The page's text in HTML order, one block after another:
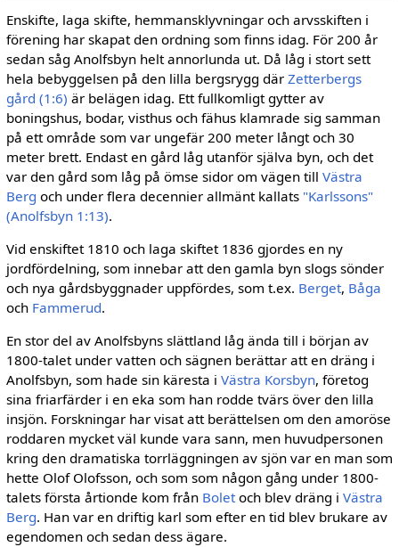
Enskifte, laga skifte, hemmansklyvningar och arvsskiften i
förening har skapat den ordning som finns idag. För 200 år
sedan såg Anolfsbyn helt annorlunda ut. Då låg i stort sett
hela be­byggelsen på den lilla bergsrygg där Zetter­bergs
gård (1:6) är belägen idag. Ett fullkomligt gytter av
boningshus, bodar, visthus och fähus klamrade sig samman
på ett område som var ungefär 200 meter långt och 30
meter brett. Endast en gård låg utanför själva byn, och det
var den gård som låg på ömse sidor om vägen till Västra
Berg och under flera decennier all­mänt kallats "Karlssons"
(Anolfsbyn 1:13).
Vid enskiftet 1810 och laga skiftet 1836 gjor­des en ny
jordfördelning, som innebar att den gamla byn slogs sönder
och nya gårdsbyggnader uppfördes, som t.ex. Berget, Båga
och Fammerud.
En stor del av Anolfsbyns slättland låg ända till i början av
1800-talet under vatten och sägnen berättar att en dräng i
Anolfsbyn, som hade sin käresta i Västra Korsbyn, företog
sina friarfärder i en eka som han rodde tvärs över den lilla
insjön. Forskningar har visat att berät­telsen om den amoröse
roddaren mycket väl kunde vara sann, men huvudpersonen
kring den dramatiska torrläggningen av sjön var en man som
hette Olof Olofsson, och som som nå­gon gång under 1800-
talets första årtionde kom från Boletoch blev dräng i Västra
Berg. Han var en driftig karl som efter en tid blev brukare av
egendomen och sedan dess ägare.